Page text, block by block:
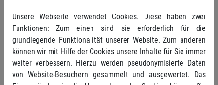
Datenschutzgrundverordnung (DSGVO). Ob nun
analog oder automatisiert, die Verarbeitung
solcher Daten bedarf eineserhöhten Maßes an
Sorgfalt und Sicherungsmaßnahmen.
Was Sie alles dabei beachten müssen, erfahren Sie
hier bei unserem Partnerwww.datenschutz.org.
Unsere Webseite verwendet Cookies. Diese haben zwei
Funktionen: Zum einen sind sie erforderlich für die
grundlegende Funktionalität unserer Website. Zum anderen
können wir mit Hilfe der Cookies unsere Inhalte für Sie immer
weiter verbessern. Hierzu werden pseudonymisierte Daten
von Website-Besuchern gesammelt und ausgewertet. Das